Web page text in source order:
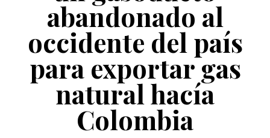
abandonado al
occidente del país
para exportar gas
natural hacía
Colombia